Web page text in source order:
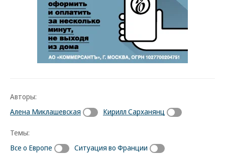
Авторы:
Алена Миклашевская
Кирилл Сарханянц
Темы:
Все о Европе
Ситуация во Франции